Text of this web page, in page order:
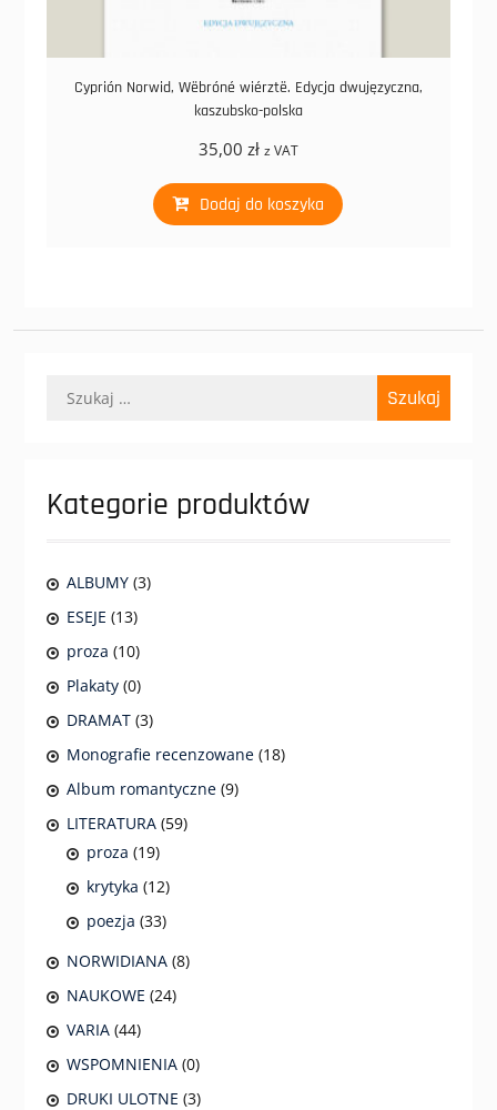
Cyprión Norwid, Wëbróné wiérztë. Edycja dwujęzyczna,
kaszubsko-polska
35,00 zł z VAT
Dodaj do koszyka
Kategorie produktów
ALBUMY (3)
ESEJE (13)
proza (10)
Plakaty (0)
DRAMAT (3)
Monografie recenzowane (18)
Album romantyczne (9)
LITERATURA (59)
proza (19)
krytyka (12)
poezja (33)
NORWIDIANA (8)
NAUKOWE (24)
VARIA (44)
WSPOMNIENIA (0)
DRUKI ULOTNE (3)